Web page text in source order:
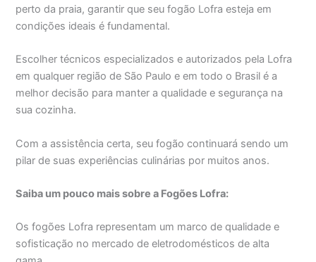
perto da praia, garantir que seu fogão Lofra esteja em
condições ideais é fundamental.
Escolher técnicos especializados e autorizados pela Lofra
em qualquer região de São Paulo e em todo o Brasil é a
melhor decisão para manter a qualidade e segurança na
sua cozinha.
Com a assistência certa, seu fogão continuará sendo um
pilar de suas experiências culinárias por muitos anos.
Saiba um pouco mais sobre a Fogões Lofra:
Os fogões Lofra representam um marco de qualidade e
sofisticação no mercado de eletrodomésticos de alta